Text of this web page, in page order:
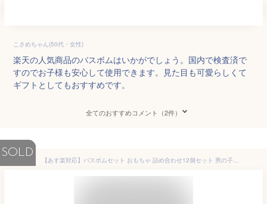
こさめちゃん(50代・女性)
楽天の人気商品のバスボムはいかがでしょう。国内で検査済で
すのでお子様も安心して使用できます。見た目も可愛らしくて
ギフトとしてもおすすめです。
全てのおすすめコメント（2件）
SOLD
【あす楽対応】バスボムセット おもちゃ 詰め合わせ12個セット 男の子用 中身はおまかせ 子供用入浴剤 お得 子供用 バスボール キャラクター お風呂遊び オモチャ まとめ売り